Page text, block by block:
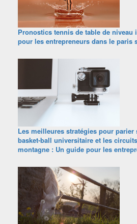
Pronostics tennis de table de niveau
pour les entrepreneurs dans le paris
Les meilleures stratégies pour
basket-ball universitaire et les
montagne : Un guide pour les